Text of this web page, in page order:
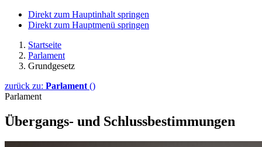
Direkt zum Hauptinhalt springen
Direkt zum Hauptmenü springen
Startseite
Parlament
Grundgesetz
zurück zu: Parlament ()
Parlament
Übergangs- und Schlussbestimmungen